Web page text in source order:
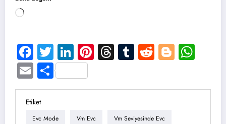
Yükleniyor...
Facebook
TwitterLinkedIn
Pinterest
Threads
Tumblr
Reddit
EmailShare
Etiket
Evc Mode Vm Evc Vm Seviyesinde Evc